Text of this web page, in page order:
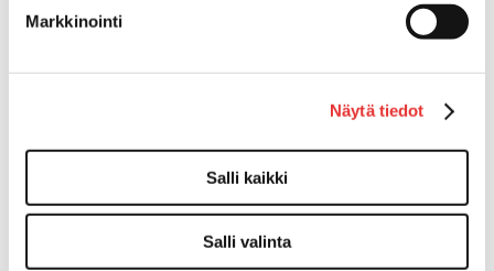
Markkinointi
Näytä tiedot
Salli kaikki
Salli valinta
2026 vuoden mallit
Syvä lumi
Crossover
Reitti